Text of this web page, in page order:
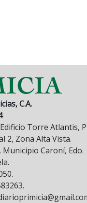
C.A.
Torre Atlantis,
2, Zona Alta Vista.
Municipio Caroní, Edo.